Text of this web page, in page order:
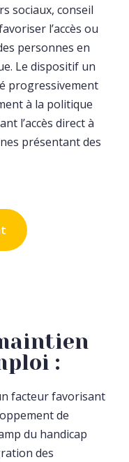
sociaux, conseil
l’accès ou
personnes en
Le dispositif un
progressivement
à la politique
l’accès direct à
présentant des
:
facteur favorisant
de
du handicap
des